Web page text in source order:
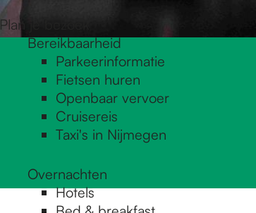
Plan je bezoek
Bereikbaarheid
Parkeerinformatie
Fietsen huren
Openbaar vervoer
Cruisereis
Taxi's in Nijmegen
Overnachten
Hotels